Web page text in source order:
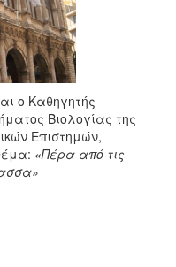
ο Καθηγητής
Βιολογίας της
Επιστημών,
«Πέρα από τις